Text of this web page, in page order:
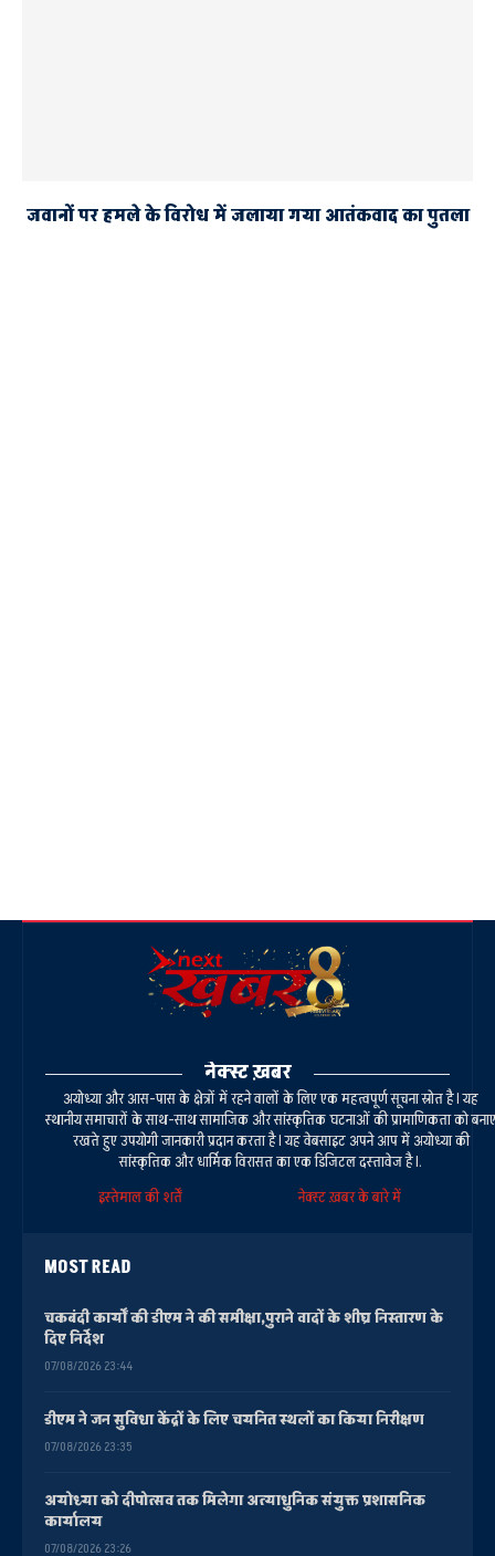
जवानों पर हमले के विरोध में जलाया गया आतंकवाद का पुतला
नेक्स्ट ख़बर
अयोध्या और आस-पास के क्षेत्रों में रहने वालों के लिए एक महत्वपूर्ण सूचना स्रोत है। यह
स्थानीय समाचारों के साथ-साथ सामाजिक और सांस्कृतिक घटनाओं की प्रामाणिकता को बनाए
रखते हुए उपयोगी जानकारी प्रदान करता है। यह वेबसाइट अपने आप में अयोध्या की
सांस्कृतिक और धार्मिक विरासत का एक डिजिटल दस्तावेज है।.
इस्तेमाल की शर्तें
नेक्स्ट ख़बर के बारे में
MOST READ
चकबंदी कार्यों की डीएम ने की समीक्षा,पुराने वादों के शीघ्र निस्तारण के
दिए निर्देश
07/08/2026 23:44
डीएम ने जन सुविधा केंद्रों के लिए चयनित स्थलों का किया निरीक्षण
07/08/2026 23:35
अयोध्या को दीपोत्सव तक मिलेगा अत्याधुनिक संयुक्त प्रशासनिक
कार्यालय
07/08/2026 23:26